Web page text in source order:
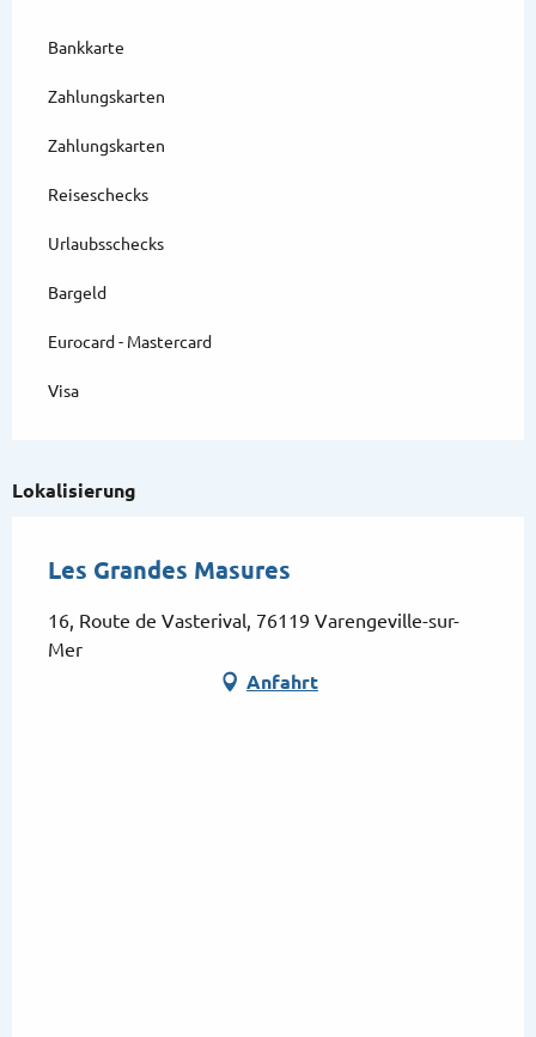
Bankkarte
Zahlungskarten
Zahlungskarten
Reiseschecks
Urlaubsschecks
Bargeld
Eurocard - Mastercard
Visa
Lokalisierung
Les Grandes Masures
16, Route de Vasterival, 76119 Varengeville-sur-
Mer
Anfahrt